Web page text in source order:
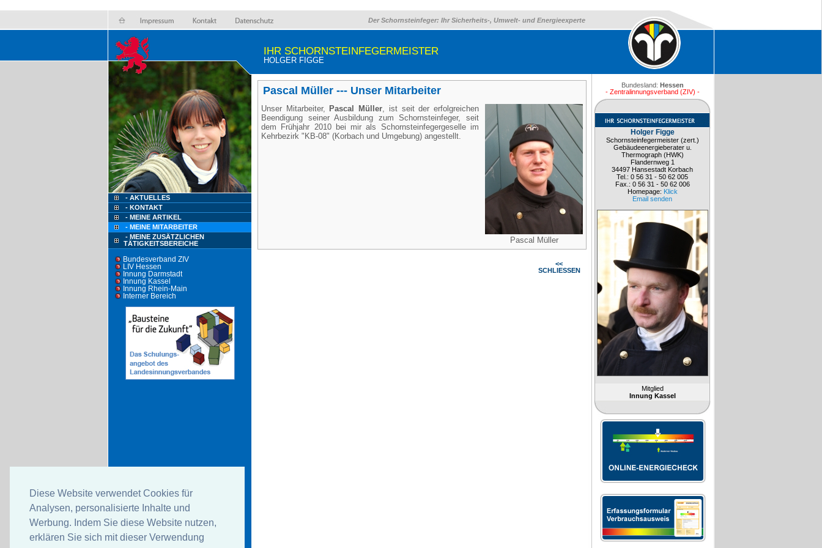
Diese Website verwendet Cookies für
Analysen, personalisierte Inhalte und
Werbung. Indem Sie diese Website nutzen,
erklären Sie sich mit dieser Verwendung
Der Schornsteinfeger: Ihr Sicherheits-, Umwelt- und Energieexperte
- AKTUELLES
- KONTAKT
- MEINE ARTIKEL
- MEINE MITARBEITER
- MEINE ZUSÄTZLICHEN
TÄTIGKEITSBEREICHE
Bundesverband ZIV
LIV Hessen
Innung Darmstadt
Innung Kassel
Innung Rhein-Main
Interner Bereich
IHR SCHORNSTEINFEGERMEISTER
HOLGER FIGGE
Pascal Müller --- Unser Mitarbeiter
Pascal Müller
Unser Mitarbeiter, Pascal Müller, ist seit der erfolgreichen
Beendigung seiner Ausbildung zum Schornsteinfeger, seit
dem Frühjahr 2010 bei mir als Schornsteinfegergeselle im
Kehrbezirk "KB-08" (Korbach und Umgebung) angestellt.
<<
SCHLIESSEN
Bundesland: Hessen
- Zentralinnungsverband (ZIV) -
Holger Figge
Schornsteinfegermeister (zert.)
Gebäudeenergieberater u.
Thermograph (HWK)
Flandernweg 1
34497 Hansestadt Korbach
Tel.: 0 56 31 - 50 62 005
Fax.: 0 56 31 - 50 62 006
Homepage: Klick
Email senden
Mitglied
Innung Kassel